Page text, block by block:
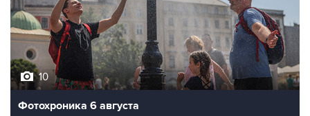
10
Фотохроника 6 августа